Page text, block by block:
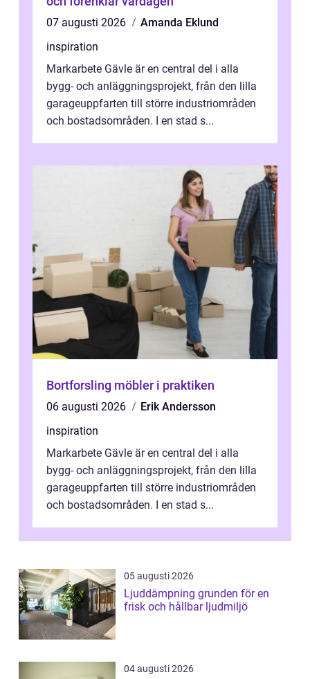
07 augusti 2026
Amanda Eklund
inspiration
Markarbete Gävle är en central del i alla
bygg- och anläggningsprojekt, från den lilla
garageuppfarten till större industriområden
och bostadsområden. I en stad s...
Bortforsling möbler i praktiken
06 augusti 2026
Erik Andersson
inspiration
Markarbete Gävle är en central del i alla
bygg- och anläggningsprojekt, från den lilla
garageuppfarten till större industriområden
och bostadsområden. I en stad s...
05 augusti 2026
Ljuddämpning grunden för en
frisk och hållbar ljudmiljö
04 augusti 2026